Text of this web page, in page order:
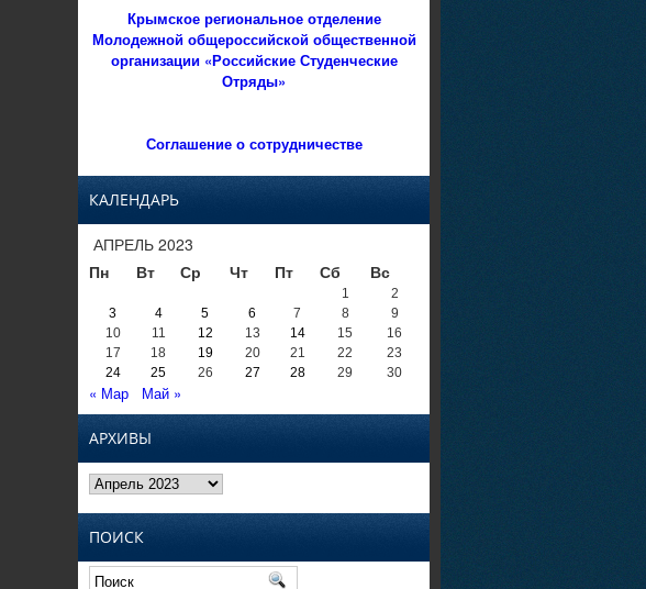
Крымское региональное отделение
Молодежной общероссийской общественной
организации «Российские Студенческие
Отряды»
Соглашение о сотрудничестве
КАЛЕНДАРЬ
АПРЕЛЬ 2023
Пн
Вт Ср Чт Пт Сб Вс
1
2
3
4 5 6 7 8
9
10
11 12 13 14 15
16
17
18 19 20 21 22
23
24
25 26 27 28 29 30
« Мар Май »
АРХИВЫ
Архивы
ПОИСК